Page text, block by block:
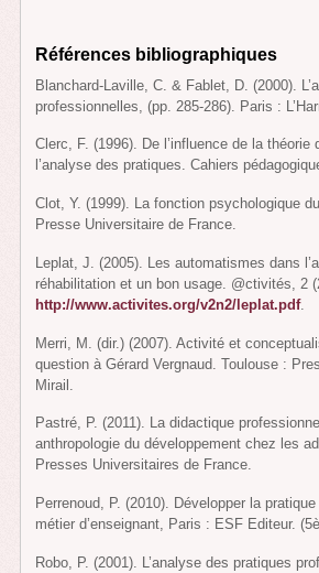
Références bibliographiques
Blanchard-Laville, C. & Fablet, D. (2000).
professionnelles, (pp. 285-286). Paris :
Clerc, F. (1996). De l’influence de la théorie
l’analyse des pratiques. Cahiers
Clot, Y. (1999). La fonction psychologique
Presse Universitaire de France.
Leplat, J. (2005). Les automatismes dans
réhabilitation et un bon usage. @ctivités, 2
http://www.activites.org/v2n2/leplat.pdf.
Merri, M. (dir.) (2007). Activité et
question à Gérard Vergnaud. Toulouse :
Mirail.
Pastré, P. (2011). La didactique
anthropologie du développement chez les
Presses Universitaires de France.
Perrenoud, P. (2010). Développer la
métier d’enseignant, Paris : ESF Editeur.
Robo, P. (2001). L’analyse des pratiques